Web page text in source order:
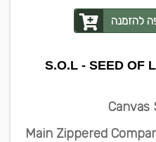
להזמנה
Canvas
Main Zippered